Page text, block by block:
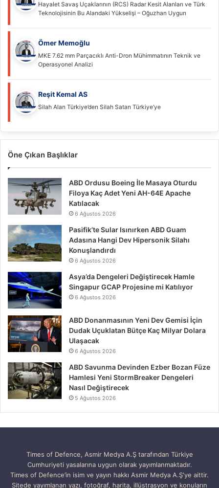
Hayalet Savaş Uçaklarının (RCS) Radar Kesit Alanları ve Türk
Teknolojisinin Bu Alandaki Yükselişi – Oğuzhan Uygun
Ömer Memoğlu
MKE 7.62 mm Parçacıklı Anti-Dron Mühimmatının Teknik ve
Operasyonel Analizi
Reşit Kemal AS
Silah Alan Türkiye’den Silah Satan Türkiye’ye
Öne Çıkan Başlıklar
ABD Ordusu Boeing İle Masaya Oturdu
Filoya Kaç Adet Yeni AH-64E Apache
Katılacak
6 Ağustos 2026
Pasifik’te Sular Isınırken ABD Guam
Adasına Hangi Dev Hipersonik Silahı
Konuşlandırdı
6 Ağustos 2026
Asya’da Dengeleri Değiştirecek Hamle
Singapur GCAP Projesine mi Katılıyor
6 Ağustos 2026
ABD Donanmasının Yeni Dev Gemisi İçin
Dudak Uçuklatan Bütçe Kaç Milyar Dolara
Ulaşacak
6 Ağustos 2026
ABD Savunma Devinden Ezber Bozan Füze
Hamlesi Yeni StormBreaker Dengeleri
Nasıl Değiştirecek
5 Ağustos 2026
Times of Defence, Asmir Medya A.Ş tarafından Türkiye
Cumhuriyeti yasalarına uygun olarak yayımlanmaktadır.
Times of Defence’in isim ve yayın hakkı Asmir Medya A.Ş'ye aittir.
Sitede yayımlanan yazı, fotoğraf, harita, illüstrasyon ve konuların